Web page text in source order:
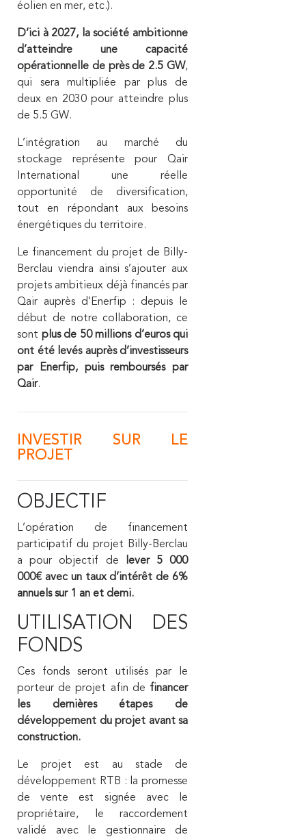
éolien en mer, etc.).
D’ici à 2027, la société ambitionne
d’atteindre une capacité
opérationnelle de près de 2.5 GW,
qui sera multipliée par plus de
deux en 2030 pour atteindre plus
de 5.5 GW.
L’intégration au marché du
stockage représente pour Qair
International une réelle
opportunité de diversification,
tout en répondant aux besoins
énergétiques du territoire.
Le financement du projet de Billy-
Berclau viendra ainsi s’ajouter aux
projets ambitieux déjà financés par
Qair auprès d’Enerfip : depuis le
début de notre collaboration, ce
sont plus de 50 millions d’euros qui
ont été levés auprès d’investisseurs
par Enerfip, puis remboursés par
Qair.
INVESTIR SUR LE
PROJET
OBJECTIF
L’opération de financement
participatif du projet Billy-Berclau
a pour objectif de lever 5 000
000€ avec un taux d’intérêt de 6%
annuels sur 1 an et demi.
UTILISATION DES
FONDS
Ces fonds seront utilisés par le
porteur de projet afin de financer
les dernières étapes de
développement du projet avant sa
construction.
Le projet est au stade de
développement RTB : la promesse
de vente est signée avec le
propriétaire, le raccordement
validé avec le gestionnaire de